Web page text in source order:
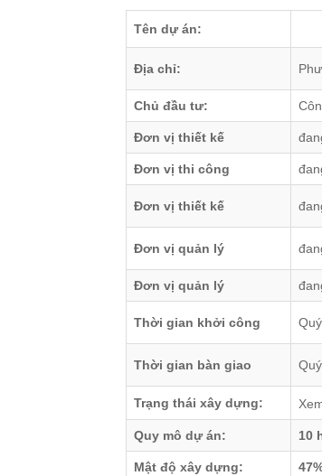
Tên dự án:
Địa chỉ:
Chủ đầu tư:
Đơn vị thiết kế
Đơn vị thi công
Đơn vị thiết kế
Đơn vị quản lý
Đơn vị quản lý
Thời gian khởi công
Thời gian bàn giao
Trạng thái xây dựng:
Quy mô dự án: 10
Mật độ xây dựng: